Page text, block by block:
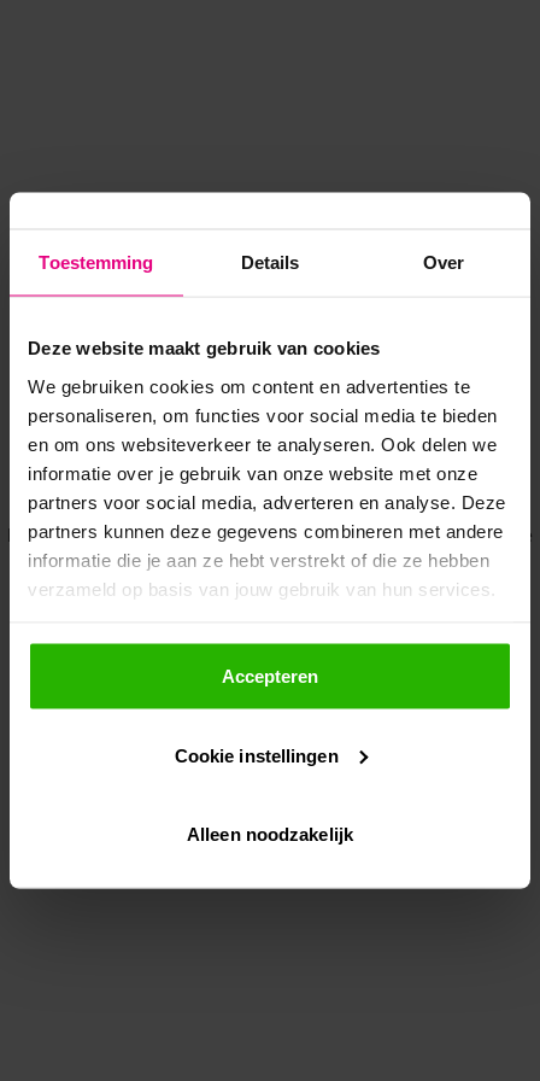
Toestemming Details Over
Deze website maakt gebruik van cookies
We gebruiken cookies om content en advertenties te
personaliseren, om functies voor social media te bieden
en om ons websiteverkeer te analyseren. Ook delen we
informatie over je gebruik van onze website met onze
partners voor social media, adverteren en analyse. Deze
partners kunnen deze gegevens combineren met andere
informatie die je aan ze hebt verstrekt of die ze hebben
verzameld op basis van jouw gebruik van hun services.
Als je op "Accepteer" klikt, dan geef je Voordeeluitjes.nl
toestemming om cookies voor social media en
gepersonaliseerde advertenties te plaatsen.
Lees hier meer over in onsprivacybeleid
Via "Cookie instellingen" kun je ook zelf instellen welke
Accepteren
Cookie instellingen
Alleen noodzakelijk
Application error: a client-side exception has occurred while
loadingwww.voordeeluitjes.nl (see the browser console for more
information).